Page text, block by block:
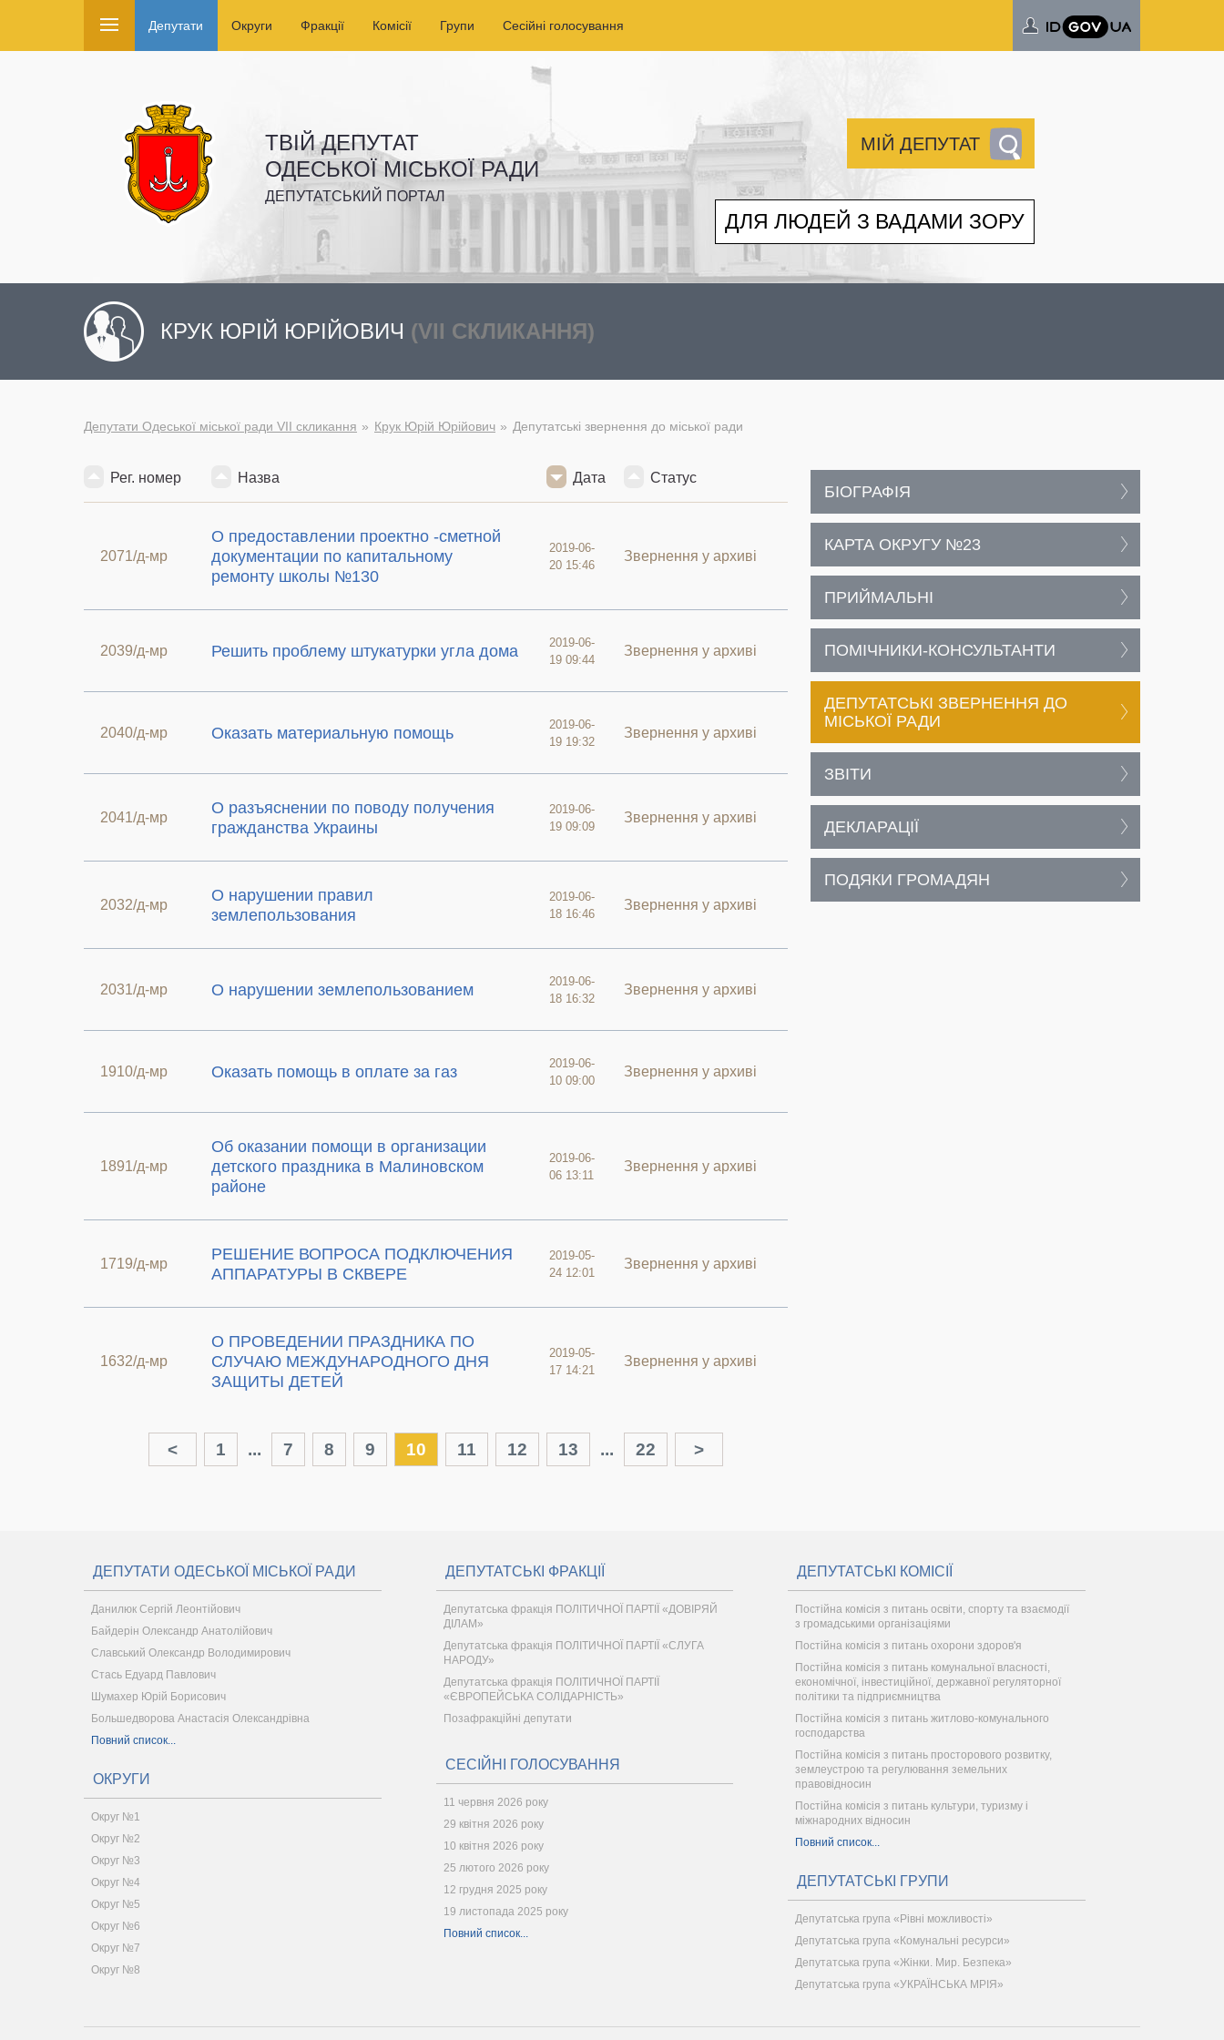
Депутати Округи Фракції Комісії Групи Сесійні голосування
ТВІЙ ДЕПУТАТ
ОДЕСЬКОЇ МІСЬКОЇ РАДИ
ДЕПУТАТСЬКИЙ ПОРТАЛ
МІЙ ДЕПУТАТ
ДЛЯ ЛЮДЕЙ З ВАДАМИ ЗОРУ
КРУК ЮРІЙ ЮРІЙОВИЧ (VII СКЛИКАННЯ)
Депутати Одеської міської ради VII скликання Крук Юрій Юрійович Депутатські звернення до міської ради
Рег. номер Назва Дата Статус
2071/д-мр
О предоставлении проектно -сметной
документации по капитальному
ремонту школы №130
2019-06-
20 15:46
Звернення у архиві
2039/д-мр Решить проблему штукатурки угла дома
2019-06-
19 09:44
Звернення у архиві
2040/д-мр Оказать материальную помощь
2019-06-
19 19:32
Звернення у архиві
2041/д-мр
О разъяснении по поводу получения
гражданства Украины
2019-06-
19 09:09
Звернення у архиві
2032/д-мр
О нарушении правил
землепользования
2019-06-
18 16:46
Звернення у архиві
2031/д-мр О нарушении землепользованием
2019-06-
18 16:32
Звернення у архиві
1910/д-мр Оказать помощь в оплате за газ
2019-06-
10 09:00
Звернення у архиві
1891/д-мр
Об оказании помощи в организации
детского праздника в Малиновском
районе
2019-06-
06 13:11
Звернення у архиві
1719/д-мр
РЕШЕНИЕ ВОПРОСА ПОДКЛЮЧЕНИЯ
АППАРАТУРЫ В СКВЕРЕ
2019-05-
24 12:01
Звернення у архиві
1632/д-мр
О ПРОВЕДЕНИИ ПРАЗДНИКА ПО
СЛУЧАЮ МЕЖДУНАРОДНОГО ДНЯ
ЗАЩИТЫ ДЕТЕЙ
2019-05-
17 14:21
Звернення у архиві
< 1 ... 7 8 9 10 11 12 13 ... 22 >
БІОГРАФІЯ
КАРТА ОКРУГУ №23
ПРИЙМАЛЬНІ
ПОМІЧНИКИ-КОНСУЛЬТАНТИ
ДЕПУТАТСЬКІ ЗВЕРНЕННЯ ДО
МІСЬКОЇ РАДИ
ЗВІТИ
ДЕКЛАРАЦІЇ
ПОДЯКИ ГРОМАДЯН
ДЕПУТАТИ ОДЕСЬКОЇ МІСЬКОЇ РАДИ
Данилюк Сергій Леонтійович
Байдерін Олександр Анатолійович
Славський Олександр Володимирович
Стась Едуард Павлович
Шумахер Юрій Борисович
Большедворова Анастасія Олександрівна
Повний список...
ОКРУГИ
Округ №1
Округ №2
Округ №3
Округ №4
Округ №5
Округ №6
Округ №7
Округ №8
ДЕПУТАТСЬКІ ФРАКЦІЇ
Депутатська фракція ПОЛІТИЧНОЇ ПАРТІЇ «ДОВІРЯЙ
ДІЛАМ»
Депутатська фракція ПОЛІТИЧНОЇ ПАРТІЇ «СЛУГА
НАРОДУ»
Депутатська фракція ПОЛІТИЧНОЇ ПАРТІЇ
«ЄВРОПЕЙСЬКА СОЛІДАРНІСТЬ»
Позафракційні депутати
СЕСІЙНІ ГОЛОСУВАННЯ
11 червня 2026 року
29 квітня 2026 року
10 квітня 2026 року
25 лютого 2026 року
12 грудня 2025 року
19 листопада 2025 року
Повний список...
ДЕПУТАТСЬКІ КОМІСІЇ
Постійна комісія з питань освіти, спорту та взаємодії
з громадськими організаціями
Постійна комісія з питань охорони здоров'я
Постійна комісія з питань комунальної власності,
економічної, інвестиційної, державної регуляторної
політики та підприємництва
Постійна комісія з питань житлово-комунального
господарства
Постійна комісія з питань просторового розвитку,
землеустрою та регулювання земельних
правовідносин
Постійна комісія з питань культури, туризму і
міжнародних відносин
Повний список...
ДЕПУТАТСЬКІ ГРУПИ
Депутатська група «Рівні можливості»
Депутатська група «Комунальні ресурси»
Депутатська група «Жінки. Мир. Безпека»
Депутатська група «УКРАЇНСЬКА МРІЯ»